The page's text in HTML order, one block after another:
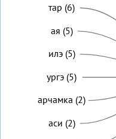
тар (6)
ая (5)
илэ (5)
ургэ (5)
арчамка (2)
аси (2)